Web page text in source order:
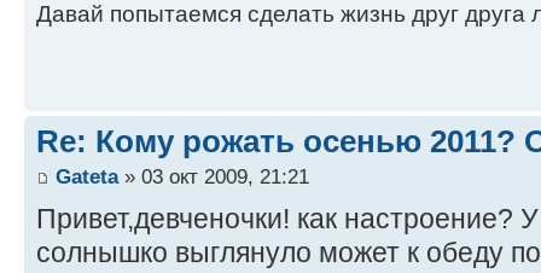
Давай попытаемся сделать жизнь друг друга
Re: Кому рожать осенью 2011?
Gateta» 03 окт 2009, 21:21
Привет,девченочки! как настроение?
солнышко выглянуло может к обеду